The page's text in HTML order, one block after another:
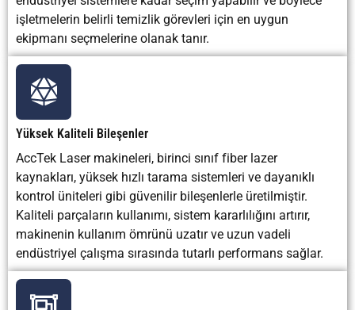
satın alma
maliyeti ve
lazer güvenlik
kontrolüne
atıklar, yüzey
pürüzlendirme ve
çalışmaları
işletmelerin belirli temizlik görevleri için en uygun
ekipmanı seçmelerine olanak tanır.
Yüksek Kaliteli Bileşenler
AccTek Laser makineleri, birinci sınıf fiber lazer
kaynakları, yüksek hızlı tarama sistemleri ve dayanıklı
kontrol üniteleri gibi güvenilir bileşenlerle üretilmiştir.
Kaliteli parçaların kullanımı, sistem kararlılığını artırır,
makinenin kullanım ömrünü uzatır ve uzun vadeli
endüstriyel çalışma sırasında tutarlı performans sağlar.